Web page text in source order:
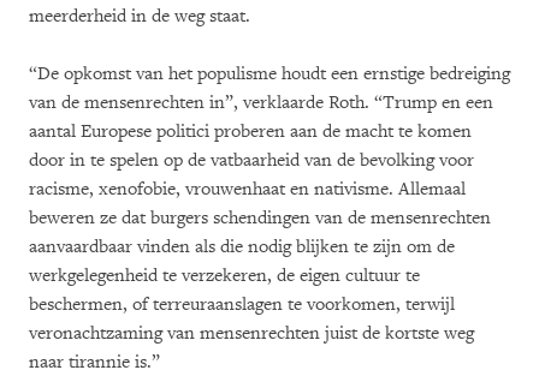
meerderheid in de weg staat.
“De opkomst van het populisme houdt een ernstige bedreiging
van de mensenrechten in”, verklaarde Roth. “Trump en een
aantal Europese politici proberen aan de macht te komen
door in te spelen op de vatbaarheid van de bevolking voor
racisme, xenofobie, vrouwenhaat en nativisme. Allemaal
beweren ze dat burgers schendingen van de mensenrechten
aanvaardbaar vinden als die nodig blijken te zijn om de
werkgelegenheid te verzekeren, de eigen cultuur te
beschermen, of terreuraanslagen te voorkomen, terwijl
veronachtzaming van mensenrechten juist de kortste weg
naar tirannie is.”